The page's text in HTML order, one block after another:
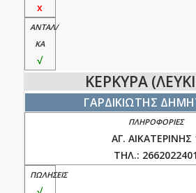
x
√
ΚΕΡΚΥΡΑ
ΓΑΡΔΙΚΙΩΤΗΣ
ΑΓ. ΑΙΚΑΤΕΡΙΝΗΣ
ΤΗΛ.: 2662022401